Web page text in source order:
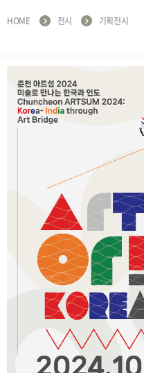
HOME 전시 기획전시